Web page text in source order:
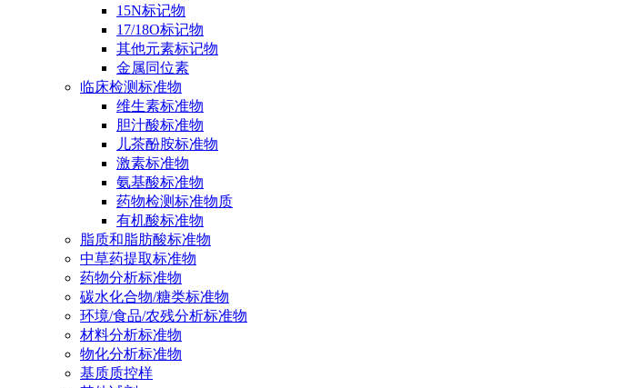
15N标记物
17/18O标记物
其他元素标记物
金属同位素
临床检测标准物
维生素标准物
胆汁酸标准物
儿茶酚胺标准物
激素标准物
氨基酸标准物
药物检测标准物质
有机酸标准物
脂质和脂肪酸标准物
中草药提取标准物
药物分析标准物
碳水化合物/糖类标准物
环境/食品/农残分析标准物
材料分析标准物
物化分析标准物
基质质控样